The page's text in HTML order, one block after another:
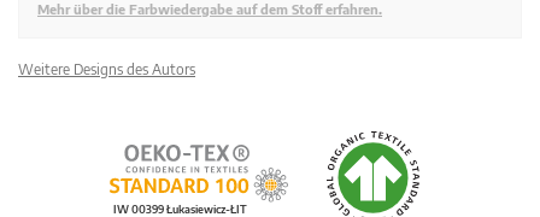
Mehr über die Farbwiedergabe auf dem Stoff erfahren.
Weitere Designs des Autors
IW 00399 Łukasiewicz-ŁIT